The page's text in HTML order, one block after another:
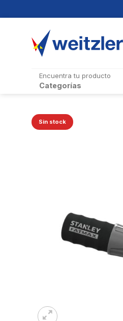
Encuentra tu producto
Categorías
Sin stock